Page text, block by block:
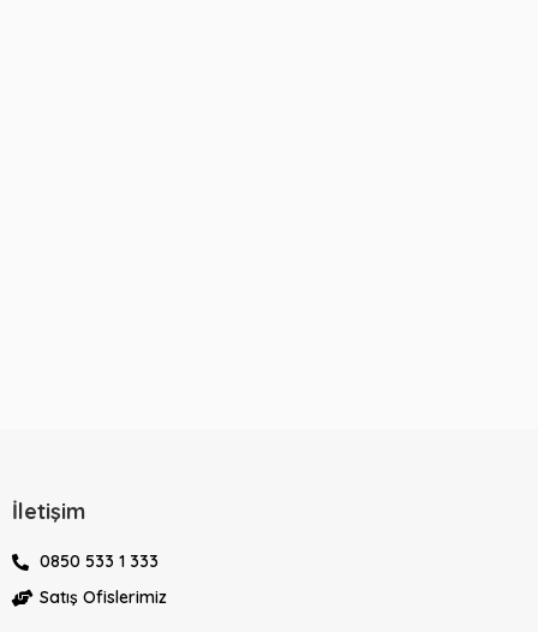
İletişim
0850 533 1 333
Satış Ofislerimiz